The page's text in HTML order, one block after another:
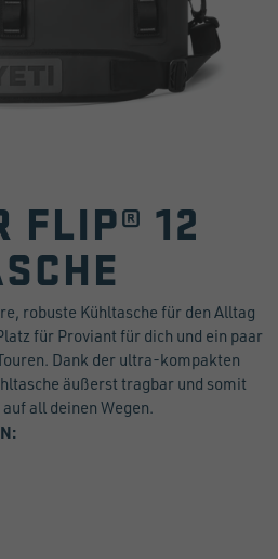
FLIP® 12
robuste Kühltasche für den Alltag
für Proviant für dich und ein paar
Dank der ultra-kompakten
äußerst tragbar und somit
all deinen Wegen.